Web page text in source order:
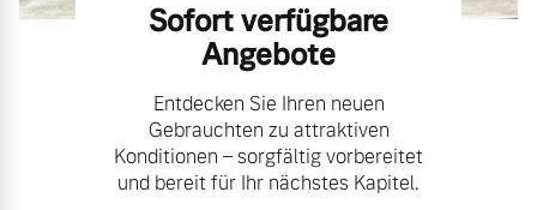
Sofort verfügbare
Angebote
Entdecken Sie Ihren neuen
Gebrauchten zu attraktiven
Konditionen – sorgfältig vorbereitet
und bereit für Ihr nächstes Kapitel.